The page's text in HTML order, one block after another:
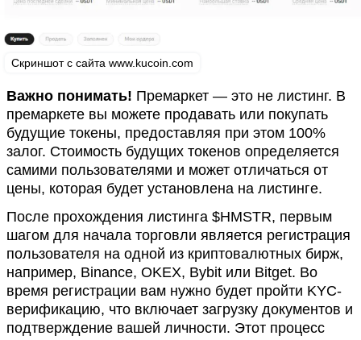
Скриншот с сайта www.kucoin.com
Важно понимать! Премаркет — это не листинг. В
премаркете вы можете продавать или покупать
будущие токены, предоставляя при этом 100%
залог. Стоимость будущих токенов определяется
самими пользователями и может отличаться от
цены, которая будет установлена на листинге.
После прохождения листинга $HMSTR, первым
шагом для начала торговли является регистрация
пользователя на одной из криптовалютных бирж,
например, Binance, OKEX, Bybit или Bitget. Во
время регистрации вам нужно будет пройти KYC-
верификацию, что включает загрузку документов и
подтверждение вашей личности. Этот процесс